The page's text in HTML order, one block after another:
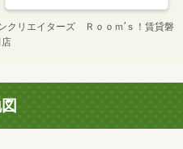
クリエイターズ Ｒｏｏｍ’ｓ！賃貸磐
店